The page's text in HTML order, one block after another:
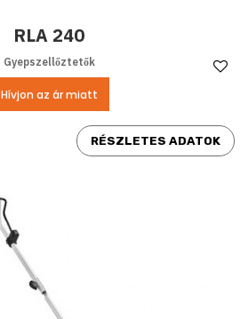
RLA 240
Gyepszellőztetők
Hívjon az ár miatt
RÉSZLETES ADATOK